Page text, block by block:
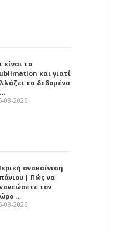
είναι το
και γιατί
τα δεδομένα
08-2026
ανακαίνιση
| Πώς να
τον
…
08-2026